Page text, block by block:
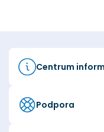
Centrum
Podpora